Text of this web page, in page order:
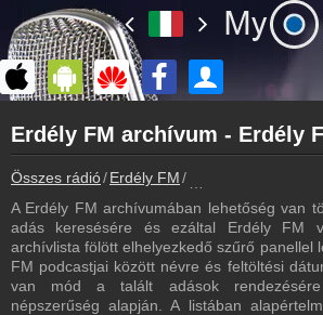
myonlineradio.hu
Erdély FM
Vissza az Erdély FM oldalára
Bejelentkezés
Hozz létre saját fiókot!
Frekvenciák
Erdély FM frekvencia
Összes rádió Erdély FM
A Erdély FM archívumában lehetőség van
adás keresésére és ezáltal Erdély FM
archívlista fölött elhelyezkedő szűrő panellel
FM podcastjai között névre és feltöltési
van mód a talált adások
népszerűség alapján. A listában